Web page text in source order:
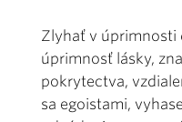
Zlyhať v úprimnosti
úprimnosť lásky,
pokrytectva,
sa egoistami,